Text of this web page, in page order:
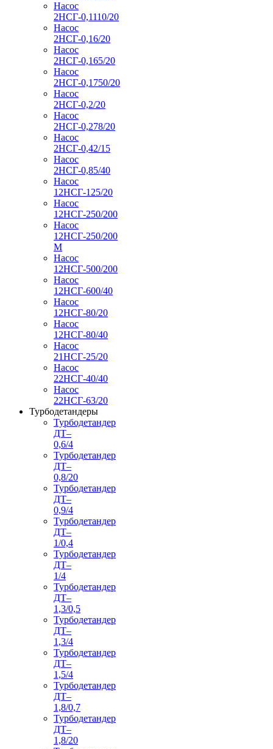
Насос
2НСГ-0,1110/20
Насос
2НСГ-0,16/20
Насос
2НСГ-0,165/20
Насос
2НСГ-0,1750/20
Насос
2НСГ-0,2/20
Насос
2НСГ-0,278/20
Насос
2НСГ-0,42/15
Насос
2НСГ-0,85/40
Насос
12НСГ-125/20
Насос
12НСГ-250/200
Насос
12НСГ-250/200
М
Насос
12НСГ-500/200
Насос
12НСГ-600/40
Насос
12НСГ-80/20
Насос
12НСГ-80/40
Насос
21НСГ-25/20
Насос
22НСГ-40/40
Насос
22НСГ-63/20
Турбодетандеры
Турбодетандер
ДТ–
0,6/4
Турбодетандер
ДТ–
0,8/20
Турбодетандер
ДТ–
0,9/4
Турбодетандер
ДТ–
1/0,4
Турбодетандер
ДТ–
1/4
Турбодетандер
ДТ–
1,3/0,5
Турбодетандер
ДТ–
1,3/4
Турбодетандер
ДТ–
1,5/4
Турбодетандер
ДТ–
1,8/0,7
Турбодетандер
ДТ–
1,8/20